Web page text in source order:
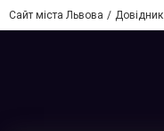
Сайт міста Львова Довідник